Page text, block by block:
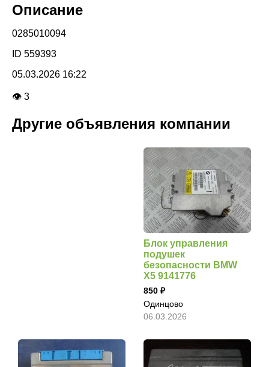
Описание
0285010094
ID 559393
05.03.2026 16:22
👁 3
Другие объявления компании
Блок управления
подушек
безопасности BMW
X5 9141776
850
Одинцово
06.03.2026